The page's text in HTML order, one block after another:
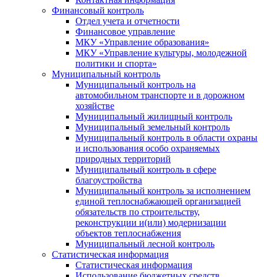
Финансовый контроль
Отдел учета и отчетности
Финансовое управление
МКУ «Управление образования»
МКУ «Управление культуры, молодежной
политики и спорта»
Муниципальный контроль
Муниципальный контроль на
автомобильном транспорте и в дорожном
хозяйстве
Муниципальный жилищный контроль
Муниципальный земельный контроль
Муниципальный контроль в области охраны
и использования особо охраняемых
природных территорий
Муниципальный контроль в сфере
благоустройства
Муниципальный контроль за исполнением
единой теплоснабжающей организацией
обязательств по строительству,
реконструкции и(или) модернизации
объектов теплоснабжения
Муниципальный лесной контроль
Статистическая информация
Статистическая информация